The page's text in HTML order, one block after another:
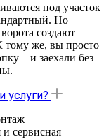
под участок
Но
создают
тому же, вы просто
– и заехали без
услуги?
и сервисная